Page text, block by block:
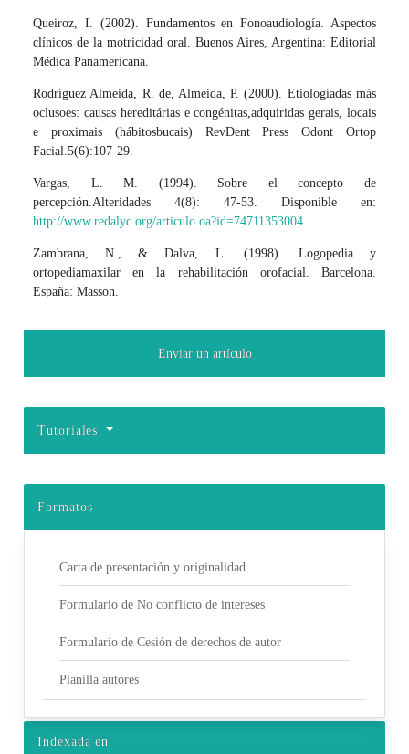
Queiroz, I. (2002). Fundamentos en Fonoaudiología. Aspectos
clínicos de la motricidad oral. Buenos Aires, Argentina: Editorial
Médica Panamericana.
Rodríguez Almeida, R. de, Almeida, P. (2000). Etiologíadas más
oclusoes: causas hereditárias e congénitas,adquiridas gerais, locais
e proximais (hábitosbucais) RevDent Press Odont Ortop
Facial.5(6):107-29.
Vargas, L. M. (1994). Sobre el concepto de
percepción.Alteridades 4(8): 47-53. Disponible en:
http://www.redalyc.org/articulo.oa?id=74711353004
Zambrana, N., & Dalva, L. (1998). Logopedia y
ortopediamaxilar en la rehabilitación orofacial. Barcelona.
España: Masson.
Enviar un artículo
Tutoriales
Formatos
Carta de presentación y originalidad
Formulario de No conflicto de intereses
Formulario de Cesión de derechos de autor
Planilla autores
Indexada en